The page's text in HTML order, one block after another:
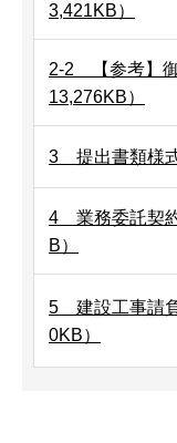
3,421KB）
2-2 【参考】御
13,276KB）
3 提出書類様
4 業務委託契
B）
5 建設工事請
0KB）